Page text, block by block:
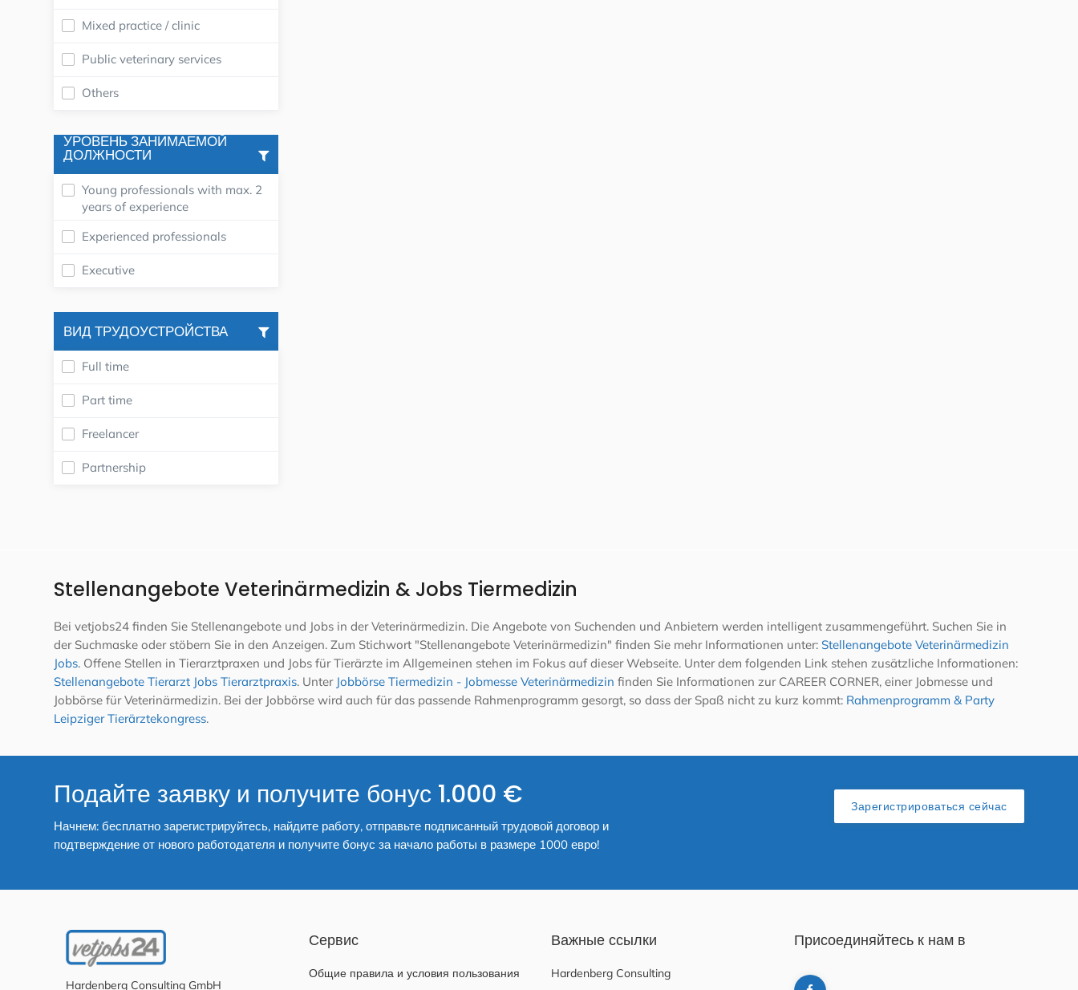
Mixed practice / clinic
Public veterinary services
Others
УРОВЕНЬ ЗАНИМАЕМОЙ
ДОЛЖНОСТИ
Young professionals with max. 2
years of experience
Experienced professionals
Executive
ВИД ТРУДОУСТРОЙСТВА
Full time
Part time
Freelancer
Partnership
Stellenangebote Veterinärmedizin & Jobs Tiermedizin
Bei vetjobs24 finden Sie Stellenangebote und Jobs in der Veterinärmedizin. Die Angebote von Suchenden und Anbietern werden intelligent zusammengeführt. Suchen Sie in
der Suchmaske oder stöbern Sie in den Anzeigen. Zum Stichwort "Stellenangebote Veterinärmedizin" finden Sie mehr Informationen unter: Stellenangebote Veterinärmedizin
Jobs. Offene Stellen in Tierarztpraxen und Jobs für Tierärzte im Allgemeinen stehen im Fokus auf dieser Webseite. Unter dem folgenden Link stehen zusätzliche Informationen:
Stellenangebote Tierarzt Jobs Tierarztpraxis. Unter Jobbörse Tiermedizin - Jobmesse Veterinärmedizin finden Sie Informationen zur CAREER CORNER, einer Jobmesse und
Jobbörse für Veterinärmedizin. Bei der Jobbörse wird auch für das passende Rahmenprogramm gesorgt, so dass der Spaß nicht zu kurz kommt: Rahmenprogramm & Party
Leipziger Tierärztekongress.
Подайте заявку и получите бонус 1.000 €
Начнем: бесплатно зарегистрируйтесь, найдите работу, отправьте подписанный трудовой договор и
подтверждение от нового работодателя и получите бонус за начало работы в размере 1000 евро!
Зарегистрироваться сейчас
Hardenberg Consulting GmbH
Сервис
Общие правила и условия пользования
Важные ссылки
Hardenberg Consulting
Присоединяйтесь к нам в